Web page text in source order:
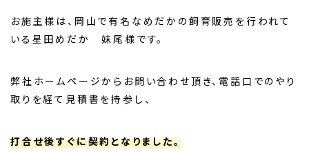
お施主様は、岡山で有名なめだかの飼育販売を行われて
いる星田めだか 妹尾様です。
弊社ホームページからお問い合わせ頂き、電話口でのやり
取りを経て見積書を持参し、
打合せ後すぐに契約となりました。